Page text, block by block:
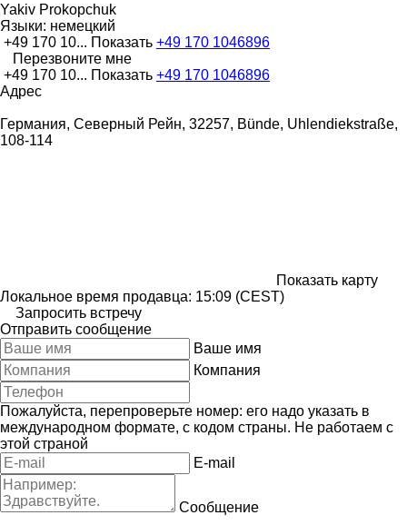
Yakiv Prokopchuk
Языки: немецкий
+49 170 10... Показать +49 170 1046896
Перезвоните мне
+49 170 10... Показать +49 170 1046896
Адрес
Германия, Северный Рейн, 32257, Bünde, Uhlendiekstraße,
108-114
Показать карту
Локальное время продавца: 15:09 (CEST)
Запросить встречу
Отправить сообщение
Ваше имя
Компания
Пожалуйста, перепроверьте номер: его надо указать в
международном формате, с кодом страны. Не работаем с
этой страной
E-mail
Сообщение